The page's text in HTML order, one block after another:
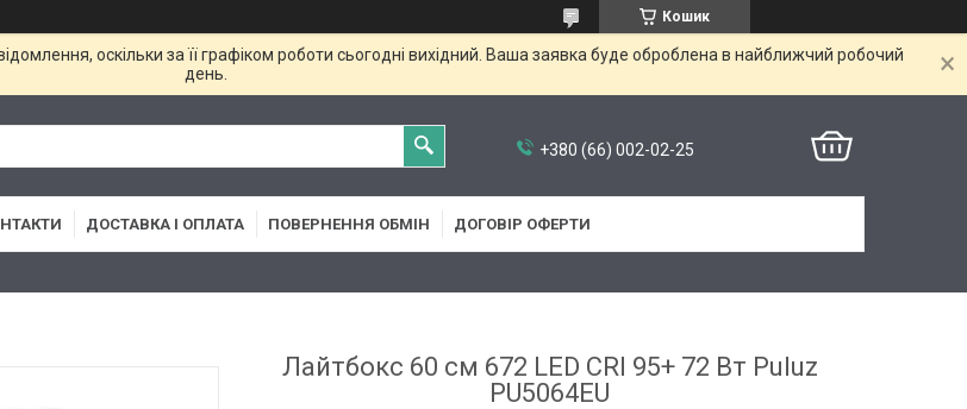
Кошик
оскільки за її графіком роботи сьогодні вихідний. Ваша заявка буде оброблена в найближчий робочий
день.
+380 (66) 002-02-25
ДОСТАВКА І ОПЛАТА ПОВЕРНЕННЯ ОБМІН ДОГОВІР ОФЕРТИ
Лайтбокс 60 см 672 LED CRI 95+ 72 Вт Puluz
PU5064EU